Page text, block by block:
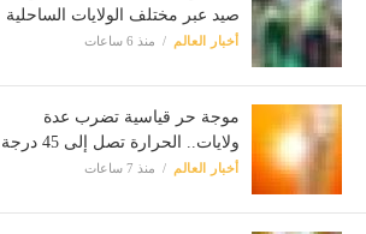
صيد عبر مختلف الولايات الساحلية
أخبار العالم منذ 6 ساعات
موجة حر قياسية تضرب عدة
ولايات.. الحرارة تصل إلى 45 درجة
أخبار العالم منذ 7 ساعات